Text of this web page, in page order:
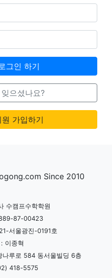
그인 하기
으셨나요?
가입하기
Since 2010
수캠프수학학원
87-00423
서울광진-0191호
이종혁
나루로 584 동서울빌딩 6층
418-5575